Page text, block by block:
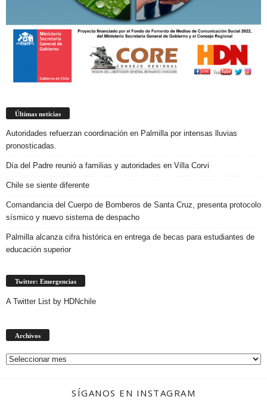
Últimas noticias
Autoridades refuerzan coordinación en Palmilla por intensas lluvias
pronosticadas.
Día del Padre reunió a familias y autoridades en Villa Corvi
Chile se siente diferente
Comandancia del Cuerpo de Bomberos de Santa Cruz, presenta protocolo
sísmico y nuevo sistema de despacho
Palmilla alcanza cifra histórica en entrega de becas para estudiantes de
educación superior
Twitter: Emergencias
A Twitter List by HDNchile
Archivos
SÍGANOS EN INSTAGRAM